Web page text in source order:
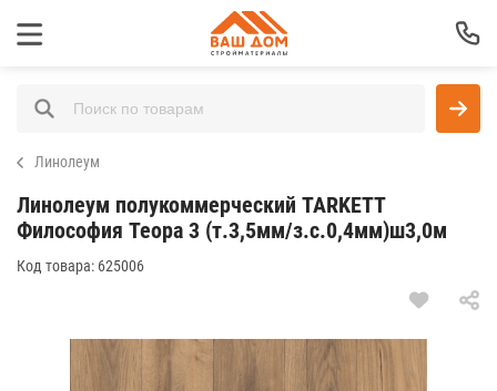
Линолеум
Линолеум полукоммерческий TARKETT
Философия Теора 3 (т.3,5мм/з.с.0,4мм)ш3,0м
Код товара: 625006